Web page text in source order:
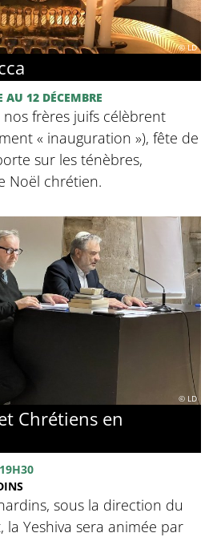
© LD
AU 12 DÉCEMBRE
frères juifs célèbrent
« inauguration »), fête de
sur les ténèbres,
Noël chrétien.
© LD
Chrétiens en
sous la direction du
la Yeshiva sera animée par